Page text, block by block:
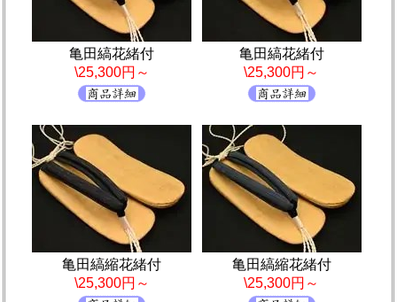
亀田縞花緒付
\25,300円～
亀田縞花緒付
\25,300円～
亀田縞縮花緒付
\25,300円～
亀田縞縮花緒付
\25,300円～